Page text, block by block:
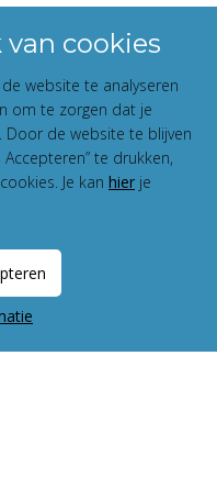
Media
cookies
website te analyseren
om te zorgen dat je
Door de website te blijven
te drukken,
Je kan hier je